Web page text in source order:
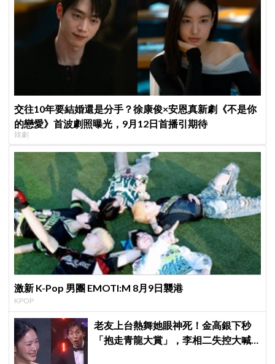
交往10年要結婚還是分手？徐康俊×安恩真新劇《不是你
的戀愛》首波劇照曝光，9月12日首播引期待
韓劇
激新 K-Pop 男團 EMOTI:M 8月9日襲港
KPOP
老友上台熱舞她眼神死！金高銀下秒
「抱走青龍大賞」，李相二失控大喊